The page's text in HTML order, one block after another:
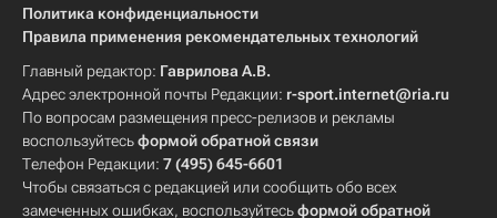
Политика конфиденциальности
Правила применения рекомендательных технологий
Главный редактор: Гаврилова А.В.
Адрес электронной почты Редакции: r-sport.internet@ria.ru
По вопросам размещения пресс-релизов и рекламы
воспользуйтесьформой обратной связи
Телефон Редакции: 7 (495) 645-6601
Чтобы связаться с редакцией или сообщить обо всех
замеченных ошибках, воспользуйтесьформой обратной